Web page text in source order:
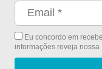
Eu concordo em
informações reveja nossa